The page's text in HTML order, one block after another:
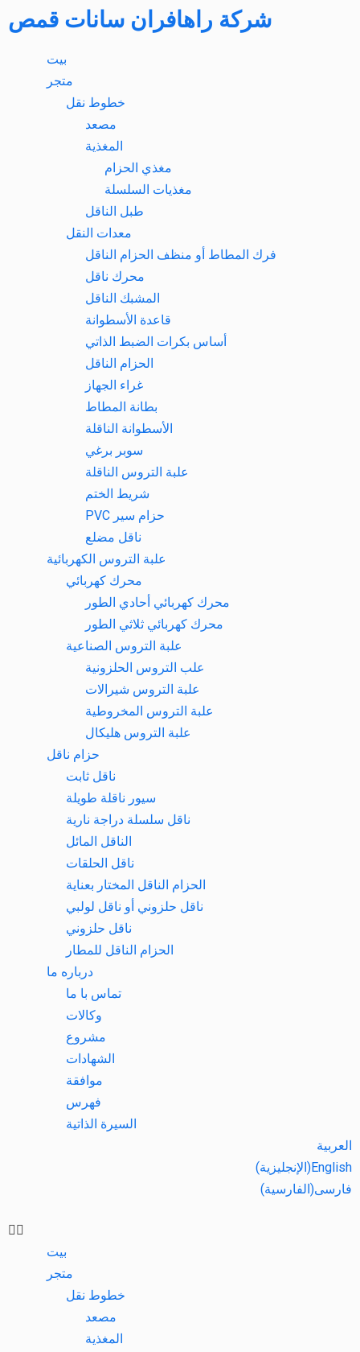
شركة راهافران سانات قمص​
بيت
متجر
خطوط نقل
مصعد
المغذية
مغذي الحزام
مغذيات السلسلة
طبل الناقل
معدات النقل
فرك المطاط أو منظف الحزام الناقل
محرك ناقل
المشبك الناقل
قاعدة الأسطوانة
أساس بكرات الضبط الذاتي
الحزام الناقل
غراء الجهاز
بطانة المطاط
الأسطوانة الناقلة
سوبر برغي
علبة التروس الناقلة
شريط الختم
حزام سير PVC
ناقل مضلع
علبة التروس الكهربائية
محرك كهربائي
محرك كهربائي أحادي الطور
محرك كهربائي ثلاثي الطور
علبة التروس الصناعية
علب التروس الحلزونية
علبة التروس شيرالات
علبة التروس المخروطية
علبة التروس هلیکال
حزام ناقل
ناقل ثابت
سيور ناقلة طويلة
ناقل سلسلة دراجة نارية
الناقل المائل
ناقل الحلقات
الحزام الناقل المختار بعناية
ناقل حلزوني أو ناقل لولبي
ناقل حلزوني
الحزام الناقل للمطار
درباره ما
تماس با ما
وكالات
مشروع
الشهادات
موافقة
فهرس
السيرة الذاتية
العربية
English
(الإنجليزية)
فارسی(الفارسية)
بيت
متجر
خطوط نقل
مصعد
المغذية